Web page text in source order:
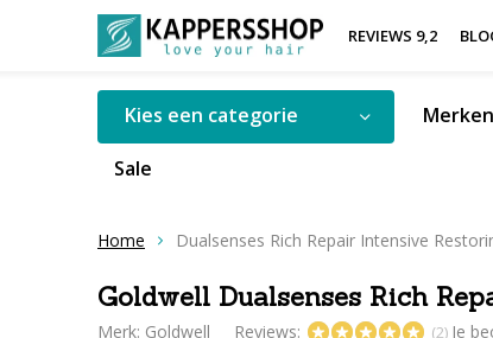
REVIEWS 9,2
Kies een categorie Merken
Sale
Home Dualsenses Rich Repair Intensive
Goldwell Dualsenses Rich
Merk: Goldwell Reviews: (2) Je